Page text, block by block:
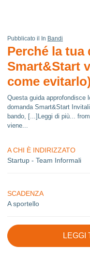
Pubblicato il In Bandi
Perché la tua
Smart&Start
come
Questa guida approfondisce
domanda Smart&Start
bando, [...]Leggi di più...
viene...
A CHI È INDIRIZZATO
Startup - Team Informali
SCADENZA
A sportello
LEGGI